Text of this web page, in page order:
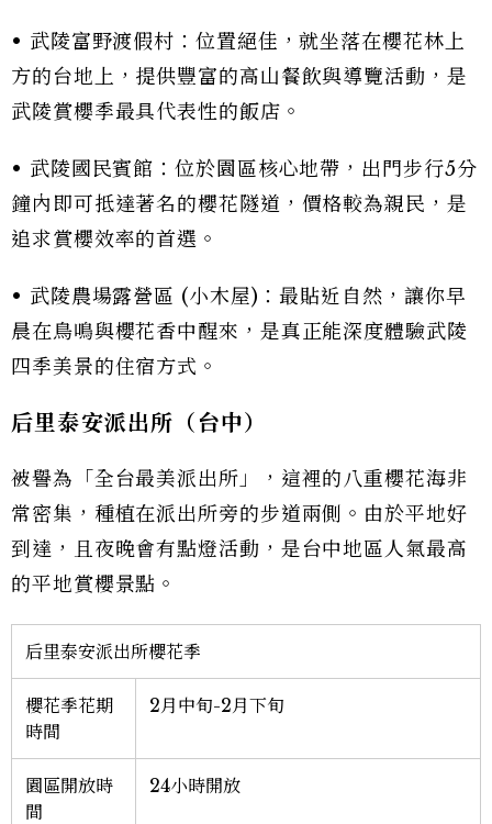
• 武陵富野渡假村：位置絕佳，就坐落在櫻花林上
方的台地上，提供豐富的高山餐飲與導覽活動，是
武陵賞櫻季最具代表性的飯店。
• 武陵國民賓館：位於園區核心地帶，出門步行5分
鐘內即可抵達著名的櫻花隧道，價格較為親民，是
追求賞櫻效率的首選。
• 武陵農場露營區 (小木屋)：最貼近自然，讓你早
晨在鳥鳴與櫻花香中醒來，是真正能深度體驗武陵
四季美景的住宿方式。
后里泰安派出所（台中）
被譽為「全台最美派出所」，這裡的八重櫻花海非
常密集，種植在派出所旁的步道兩側。由於平地好
到達，且夜晚會有點燈活動，是台中地區人氣最高
的平地賞櫻景點。
后里泰安派出所櫻花季
櫻花季花期
時間
2月中旬-2月下旬
園區開放時
間
24小時開放